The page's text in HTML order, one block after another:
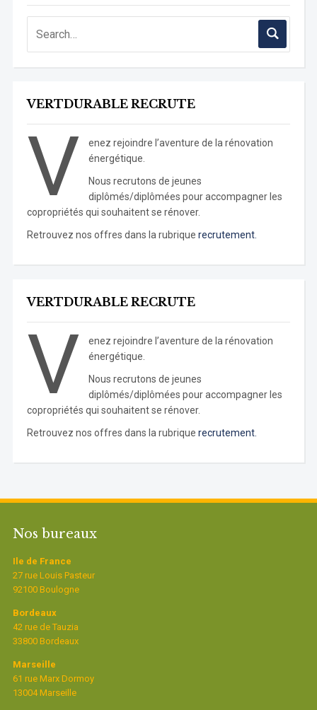
VERTDURABLE RECRUTE
V
enez rejoindre l’aventure de la rénovation
énergétique.
Nous recrutons de jeunes
diplômés/diplômées pour accompagner les
copropriétés qui souhaitent se rénover.
Retrouvez nos offres dans la rubrique recrutement.
VERTDURABLE RECRUTE
V
enez rejoindre l’aventure de la rénovation
énergétique.
Nous recrutons de jeunes
diplômés/diplômées pour accompagner les
copropriétés qui souhaitent se rénover.
Retrouvez nos offres dans la rubrique recrutement.
Nos bureaux
Ile de France
27 rue Louis Pasteur
92100 Boulogne
Bordeaux
42 rue de Tauzia
33800 Bordeaux
Marseille
61 rue Marx Dormoy
13004 Marseille